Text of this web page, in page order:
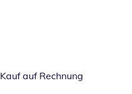
Kauf auf Rechnung